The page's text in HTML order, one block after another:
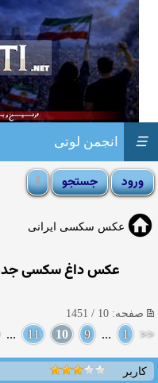
انجمن لوتی ☰
عکس سکسی ایرانی
عکس داغ سکسی جدید
صفحه: 10 / 1451
<<
1
...
9
10
11
...
کاربر